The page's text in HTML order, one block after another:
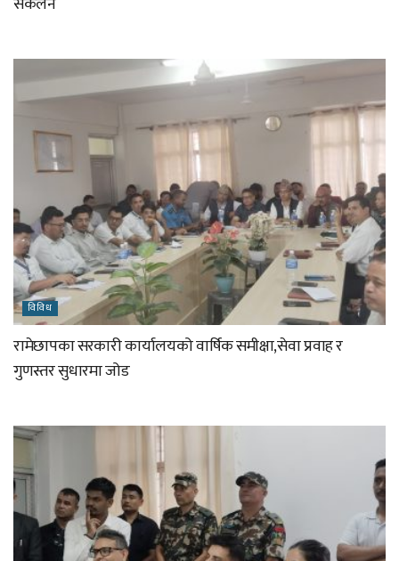
विविध
रामेछापका सरकारी कार्यालयको वार्षिक समीक्षा,सेवा प्रवाह र
गुणस्तर सुधारमा जोड